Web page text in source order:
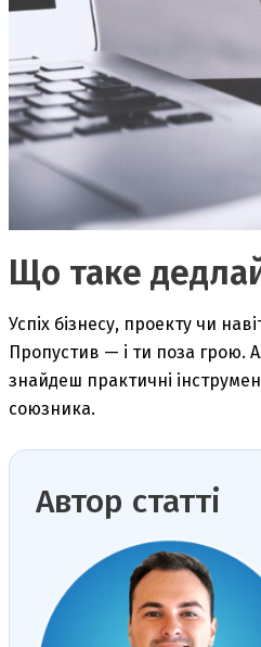
Що таке
Успіх бізнесу, проекту чи
Пропустив — і ти поза грою.
знайдеш практичні
союзника.
Автор статті